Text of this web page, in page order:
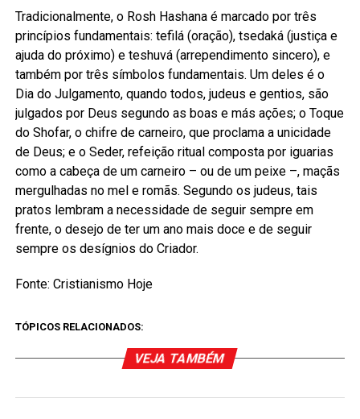
Tradicionalmente, o Rosh Hashana é marcado por três
princípios fundamentais: tefilá (oração), tsedaká (justiça e
ajuda do próximo) e teshuvá (arrependimento sincero), e
também por três símbolos fundamentais. Um deles é o
Dia do Julgamento, quando todos, judeus e gentios, são
julgados por Deus segundo as boas e más ações; o Toque
do Shofar, o chifre de carneiro, que proclama a unicidade
de Deus; e o Seder, refeição ritual composta por iguarias
como a cabeça de um carneiro – ou de um peixe –, maçãs
mergulhadas no mel e romãs. Segundo os judeus, tais
pratos lembram a necessidade de seguir sempre em
frente, o desejo de ter um ano mais doce e de seguir
sempre os desígnios do Criador.
Fonte: Cristianismo Hoje
TÓPICOS RELACIONADOS:
VEJA TAMBÉM